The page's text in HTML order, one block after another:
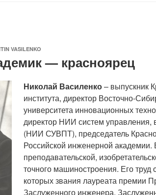
VASILENKO
— красноярец
Николай Василенко– выпускник
института, директор Восточно-
университета инновационных
директор НИИ систем управления,
(НИИ СУВПТ), председатель
Российской инженерной
преподавательской,
точного машиностроения. Его
которых звания лауреата премии
Заслуженного инженера,